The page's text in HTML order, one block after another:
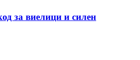
за виелици и силен